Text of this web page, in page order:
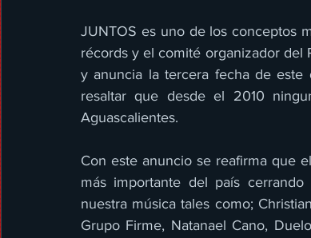
JUNTOS es uno de los conceptos
récords y el comité organizador del
y anuncia la tercera fecha de este
resaltar que desde el 2010
Aguascalientes.
Con este anuncio se reafirma que
más importante del país
nuestra música tales como;
Grupo Firme, Natanael Cano,